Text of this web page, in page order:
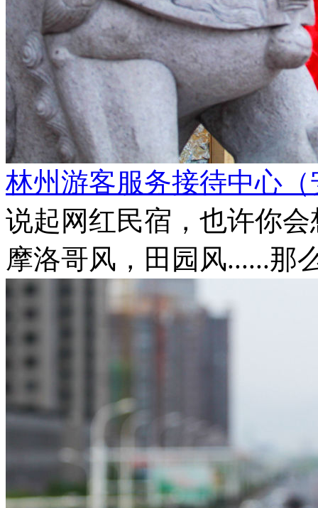
林州游客服务接待中心
说起网红民宿，也许你
摩洛哥风，田园风......那